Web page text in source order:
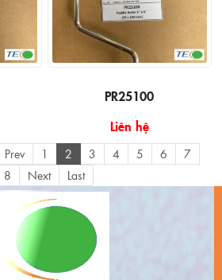
PR25100
Liên hệ
Prev 1 2 3 4 5 6
7
8
Next Last